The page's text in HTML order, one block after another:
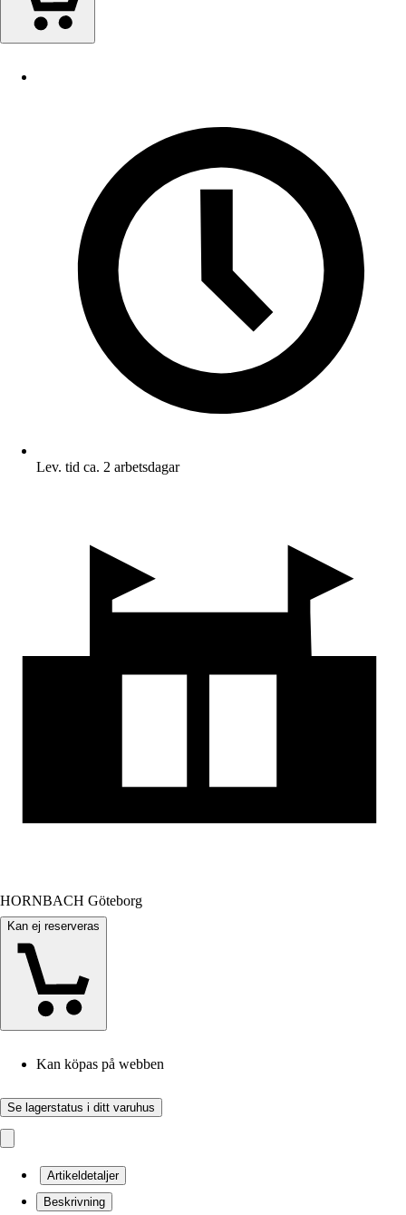
Lev. tid ca. 2 arbetsdagar
HORNBACH Göteborg
Kan ej reserveras
Kan köpas på webben
Se lagerstatus i ditt varuhus
Artikeldetaljer
Beskrivning